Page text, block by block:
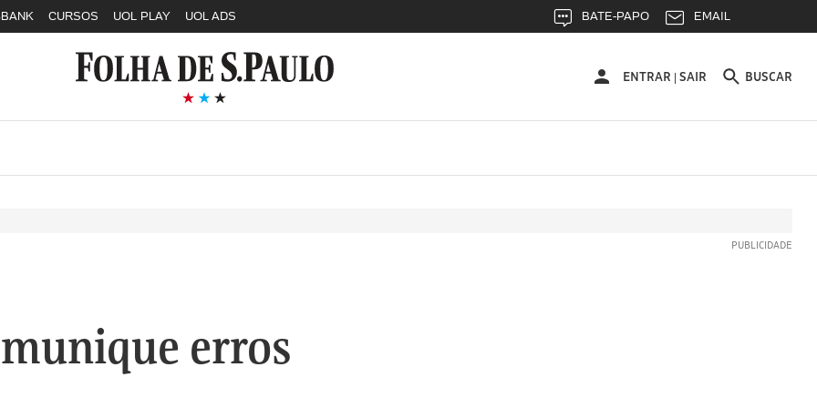
CURSOS UOL PLAY UOL ADS BATE-PAPO EMAIL
ENTRAR
ENTRAR | SAIR BUSCAR
erros